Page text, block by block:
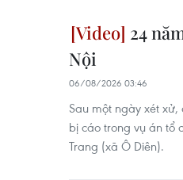
24
Nội
06/08/2026 03:46
Sau một ngày xét
bị cáo trong vụ án tổ
Trang (xã Ô Diên).